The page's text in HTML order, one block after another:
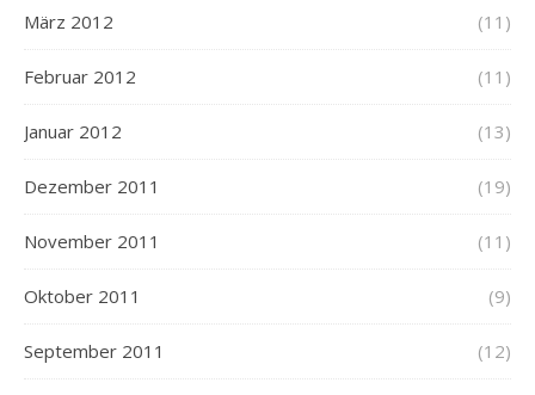
März 2012 (11)
Februar 2012 (11)
Januar 2012 (13)
Dezember 2011 (19)
November 2011 (11)
Oktober 2011 (9)
September 2011 (12)